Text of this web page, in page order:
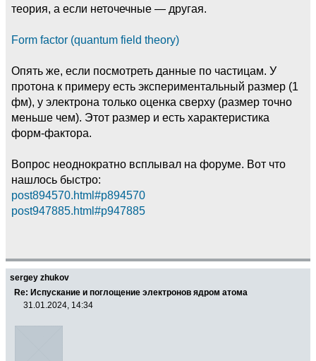
теория, а если неточечные — другая.
Form factor (quantum field theory)
Опять же, если посмотреть данные по частицам. У
протона к примеру есть экспериментальный размер (1
фм), у электрона только оценка сверху (размер точно
меньше чем). Этот размер и есть характеристика
форм-фактора.
Вопрос неоднократно всплывал на форуме. Вот что
нашлось быстро:
post894570.html#p894570
post947885.html#p947885
sergey zhukov
Re: Испускание и поглощение электронов ядром атома
31.01.2024, 14:34